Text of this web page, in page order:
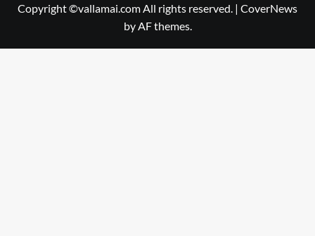
Copyright ©vallamai.com All rights reserved. | CoverNews
by AF themes.